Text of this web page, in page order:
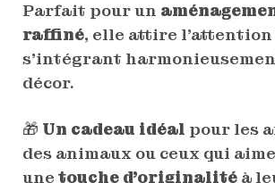
Parfait pour un
raffiné, elle attire
s’intégrant
décor.
🎁 Un cadeau idéal pour les
des animaux ou ceux qui
une touche d’originalitéà